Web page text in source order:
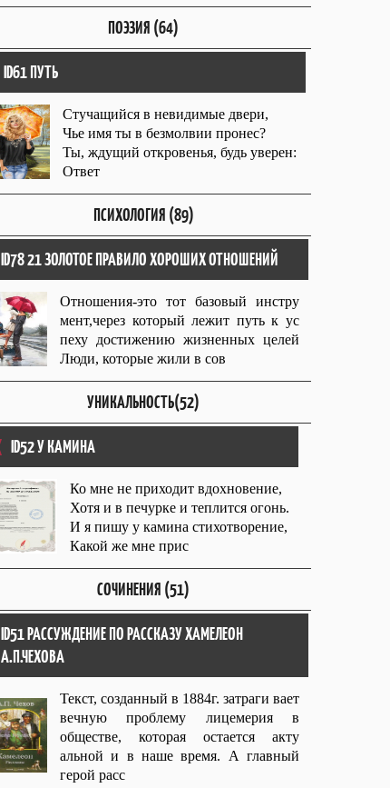
ПОЭЗИЯ (64)
ID61 ПУТЬ
Стучащийся в невидимые двери,
Чье имя ты в безмолвии пронес?
Ты, ждущий откровенья, будь уверен:
Ответ
ПСИХОЛОГИЯ (89)
ID78 21 ЗОЛОТОЕ ПРАВИЛО ХОРОШИХ ОТНОШЕНИЙ
Отношения-это тот базовый инстру
мент,через который лежит путь к ус
пеху достижению жизненных целей
Люди, которые жили в сов
УНИКАЛЬНОСТЬ(52)
ID52 У КАМИНА
Ко мне не приходит вдохновение,
Хотя и в печурке и теплится огонь.
И я пишу у камина стихотворение,
Какой же мне прис
СОЧИНЕНИЯ (51)
ID51 РАССУЖДЕНИЕ ПО РАССКАЗУ ХАМЕЛЕОН
А.П.ЧЕХОВА
Текст, созданный в 1884г. затраги вает
вечную проблему лицемерия в
обществе, которая остается акту
альной и в наше время. А главный
герой расс